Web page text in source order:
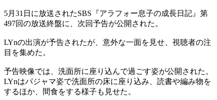
5月31日に放送されたSBS『アラフォー息子の成長日記』第
497回の放送終盤に、次回予告が公開された。
LYnの出演が予告されたが、意外な一面を見せ、視聴者の注
目を集めた。
予告映像では、洗面所に座り込んで過ごす姿が公開された。
LYnはパジャマ姿で洗面所の床に座り込み、読書や編み物を
するほか、間食をする様子も見せた。